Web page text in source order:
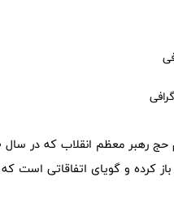
کرده و گویای اتفاقاتی است